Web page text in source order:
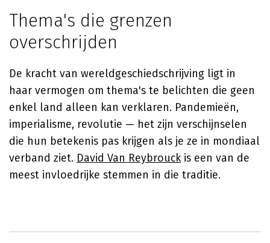
Thema's die grenzen
overschrijden
De kracht van wereldgeschiedschrijving ligt in
haar vermogen om thema's te belichten die geen
enkel land alleen kan verklaren. Pandemieën,
imperialisme, revolutie — het zijn verschijnselen
die hun betekenis pas krijgen als je ze in mondiaal
verband ziet. David Van Reybrouckis een van de
meest invloedrijke stemmen in die traditie.